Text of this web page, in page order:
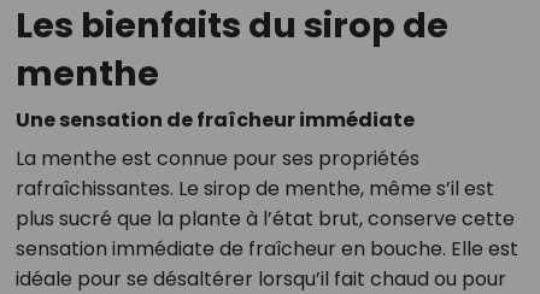
Les bienfaits du sirop de
menthe
Une sensation de fraîcheur immédiate
La menthe est connue pour ses propriétés
rafraîchissantes. Le sirop de menthe, même s’il est
plus sucré que la plante à l’état brut, conserve cette
sensation immédiate de fraîcheur en bouche. Elle est
idéale pour se désaltérer lorsqu’il fait chaud ou pour